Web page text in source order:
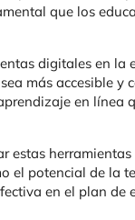
que los
digitales en la
más accesible y
en línea
estas
el potencial de la
en el plan de